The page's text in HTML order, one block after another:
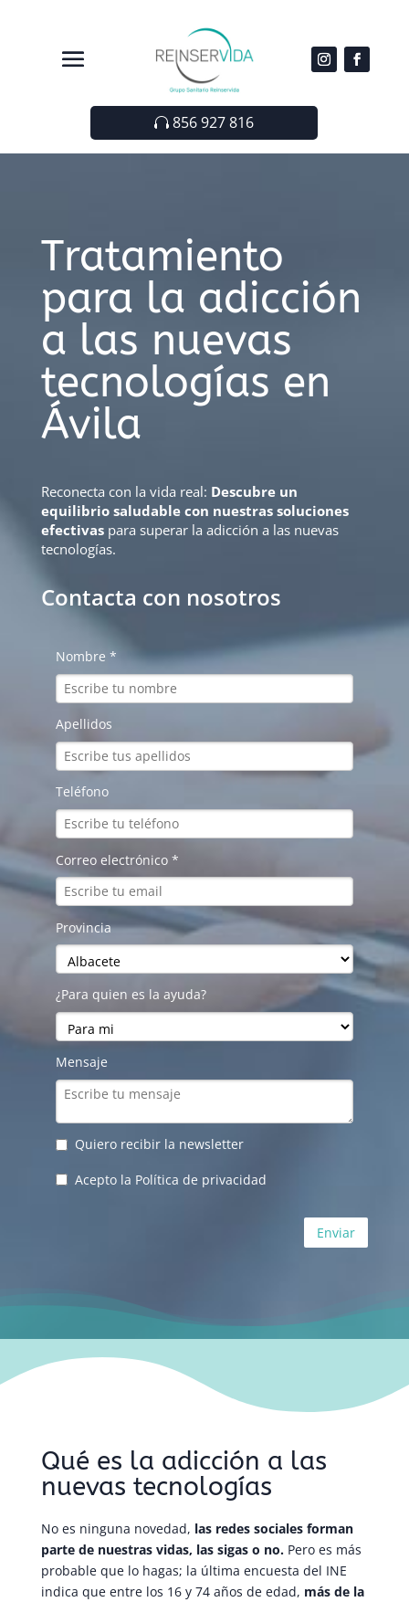
856 927 816
Tratamiento
para la adicción
a las nuevas
tecnologías en
Ávila
Reconecta con la vida real: Descubre un
equilibrio saludable con nuestras soluciones
efectivaspara superar la adicción a las nuevas
tecnologías.
Contacta con nosotros
Qué es la adicción a las
nuevas tecnologías
No es ninguna novedad, las redes sociales forman
parte de nuestras vidas, las sigas o no.Pero es más
probable que lo hagas; la última encuesta del INE
indica que entre los 16 y 74 años de edad, más de la